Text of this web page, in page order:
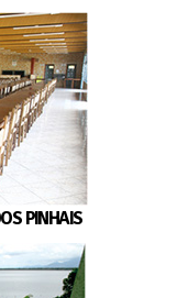
PINHAIS